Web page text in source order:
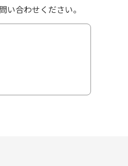
合わせください。